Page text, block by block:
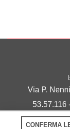
Via P.
53.57.116
CONFERMA